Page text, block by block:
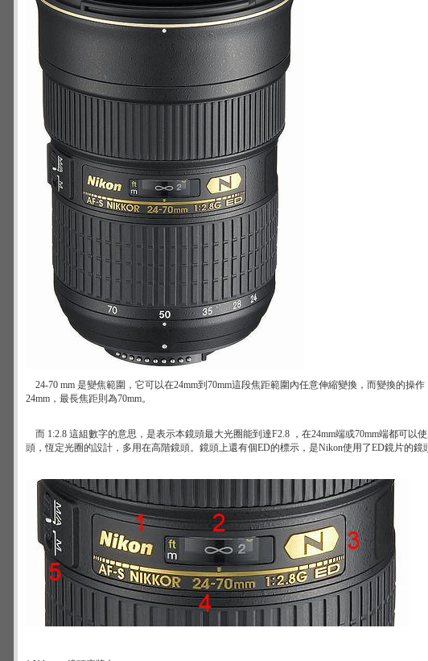
24-70 mm 是變焦範圍，它可以在24mm到70mm這段焦距範圍內任意伸縮變換，而變換的操
24mm，最長焦距則為70mm。
而 1:2.8 這組數字的意思，是表示本鏡頭最大光圈能到達F2.8 ，在24mm端或70mm端都可以
頭，恆定光圈的設計，多用在高階鏡頭。鏡頭上還有個ED的標示，是Nikon使用了ED鏡片的鏡